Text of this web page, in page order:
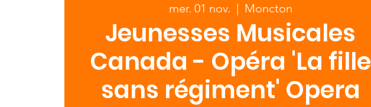
mer. 01 nov.
  |
Moncton
Jeunesses Musicales
Canada - Opéra 'La fille
sans régiment' Opera